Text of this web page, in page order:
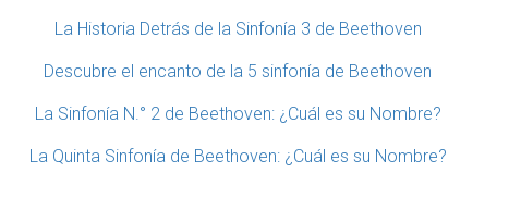
La Historia Detrás de la Sinfonía 3 de Beethoven
Descubre el encanto de la 5 sinfonía de Beethoven
La Sinfonía N.° 2 de Beethoven: ¿Cuál es su Nombre?
La Quinta Sinfonía de Beethoven: ¿Cuál es su Nombre?